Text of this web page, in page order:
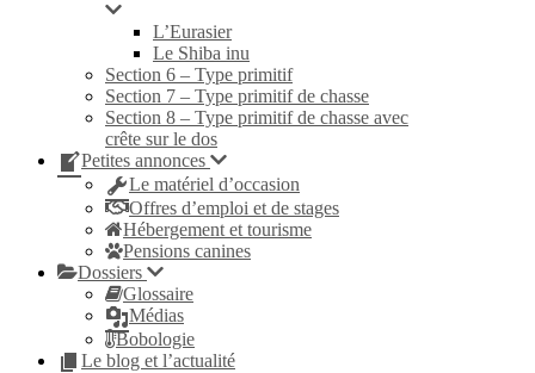
L’Eurasier
Le Shiba inu
Section 6 – Type primitif
Section 7 – Type primitif de chasse
Section 8 – Type primitif de chasse avec
crête sur le dos
Petites annonces
Le matériel d’occasion
Offres d’emploi et de stages
Hébergement et tourisme
Pensions canines
Dossiers
Glossaire
Médias
Bobologie
Le blog et l’actualité